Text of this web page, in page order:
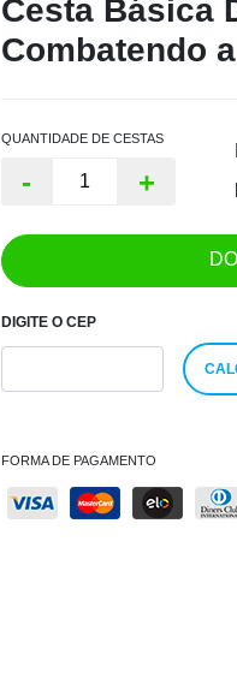
Cesta Básica
Combatendo
QUANTIDADE DE CESTAS
- +
DIGITE O CEP
FORMA DE PAGAMENTO